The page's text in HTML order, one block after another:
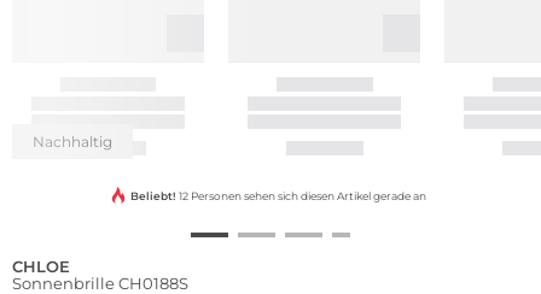
Nachhaltig
Beliebt! 12 Personen sehen sich diesen Artikel gerade an
CHLOE
Sonnenbrille CH0188S